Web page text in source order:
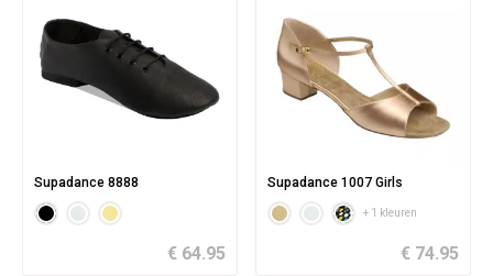
Supadance 8888
€ 64.95
Supadance 1007 Girls
+ 1 kleuren
€ 74.95